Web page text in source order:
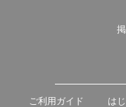
ご利用ガイド は